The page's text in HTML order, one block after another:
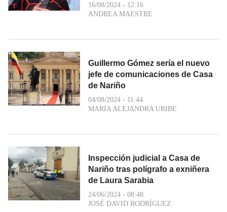
16/08/2024 - 12:16
ANDREA MAESTRE
Guillermo Gómez sería el nuevo
jefe de comunicaciones de Casa
de Nariño
04/08/2024 - 11:44
MARIA ALEJANDRA URIBE
Inspección judicial a Casa de
Nariño tras polígrafo a exniñera
de Laura Sarabia
24/06/2024 - 08:48
JOSÉ DAVID RODRÍGUEZ